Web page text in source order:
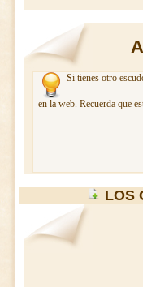
Si tienes otro
en la web. Recuerda que
LOS